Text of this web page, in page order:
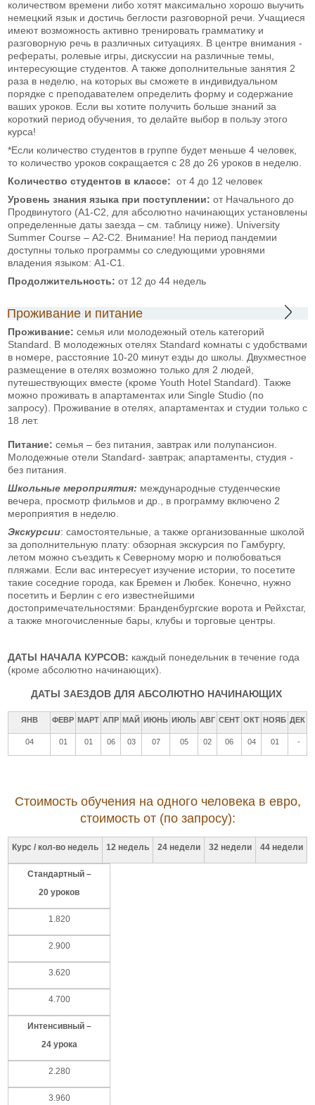
количеством времени либо хотят максимально хорошо выучить
немецкий язык и достичь беглости разговорной речи. Учащиеся
имеют возможность активно тренировать грамматику и
разговорную речь в различных ситуациях. В центре внимания -
рефераты, ролевые игры, дискуссии на различные темы,
интересующие студентов. А также дополнительные занятия 2
раза в неделю, на которых вы сможете в индивидуальном
порядке с преподавателем определить форму и содержание
ваших уроков. Если вы хотите получить больше знаний за
короткий период обучения, то делайте выбор в пользу этого
курса!
*Если количество студентов в группе будет меньше 4 человек,
то количество уроков сокращается с 28 до 26 уроков в неделю.
Количество студентов в классе: от 4 до 12 человек
Уровень знания языка при поступлении: от Начального до
Продвинутого (А1-С2, для абсолютно начинающих установлены
определенные даты заезда – см. таблицу ниже). University
Summer Course – А2-С2. Внимание! На период пандемии
доступны только программы со следующими уровнями
владения языком: А1-С1.
Продолжительность: от 12 до 44 недель
Проживание и питание
Проживание: семья или молодежный отель категорий
Standard. В молодежных отелях Standard комнаты с удобствами
в номере, расстояние 10-20 минут езды до школы. Двухместное
размещение в отелях возможно только для 2 людей,
путешествующих вместе (кроме Youth Hotel Standard). Также
можно проживать в апартаментах или Single Studio (по
запросу). Проживание в отелях, апартаментах и студии только с
18 лет.
Питание: семья – без питания, завтрак или полупансион.
Молодежные отели Standard- завтрак; апартаменты, студия -
без питания.
Школьные мероприятия: международные студенческие
вечера, просмотр фильмов и др., в программу включено 2
мероприятия в неделю.
Экскурсии: самостоятельные, а также организованные школой
за дополнительную плату: обзорная экскурсия по Гамбургу,
летом можно съездить к Северному морю и полюбоваться
пляжами. Если вас интересует изучение истории, то посетите
такие соседние города, как Бремен и Любек. Конечно, нужно
посетить и Берлин с его известнейшими
достопримечательностями: Бранденбургские ворота и Рейхстаг,
а также многочисленные бары, клубы и торговые центры.
ДАТЫ НАЧАЛА КУРСОВ: каждый понедельник в течение года
(кроме абсолютно начинающих).
ДАТЫ ЗАЕЗДОВ ДЛЯ АБСОЛЮТНО НАЧИНАЮЩИХ
ЯНВ ФЕВР МАРТ АПР МАЙ ИЮНЬ ИЮЛЬ АВГ СЕНТ ОКТ НОЯБ ДЕК
04 01 01 06 03 07 05 02 06 04 01 -
Стоимость обучения на одного человека в евро,
стоимость от (по запросу):
Курс / кол-во недель 12 недель 24 недели 32 недели 44 недели
Стандартный –
20 уроков
1.820
2.900
3.620
4.700
Интенсивный –
24 урока
2.280
3.960